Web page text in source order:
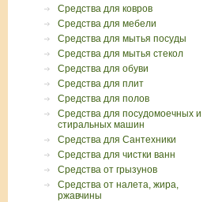
Средства для ковров
Средства для мебели
Средства для мытья посуды
Средства для мытья стекол
Средства для обуви
Средства для плит
Средства для полов
Средства для посудомоечных и
стиральных машин
Средства для Сантехники
Средства для чистки ванн
Средства от грызунов
Средства от налета, жира,
ржавчины